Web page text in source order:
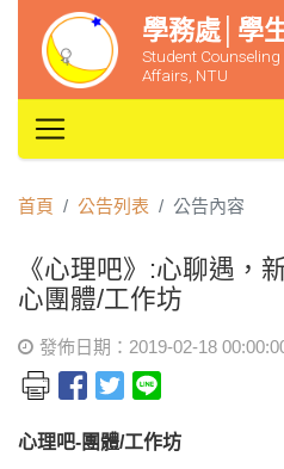
學務處│學
Student Counseling
Affairs, NTU
首頁 公告列表 公告內容
《心理吧》:心聊遇，
心團體/工作坊
發佈日期：2019-02-18
心理吧-團體/工作坊